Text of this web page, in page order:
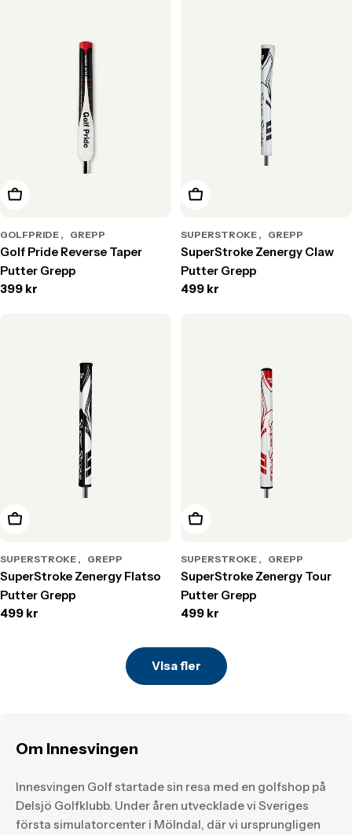
Välj alternativ
GOLFPRIDE GREPP
Golf Pride Reverse Taper
Putter Grepp
Translation
399 kr
Välj alternativ
SUPERSTROKE GREPP
SuperStroke Zenergy Claw
Putter Grepp
Translation
499 kr
Välj alternativ
SUPERSTROKE GREPP
SuperStroke Zenergy Flatso
Putter Grepp
Translation
sv.products.product.price.regular_price
499 kr
Välj alternativ
SUPERSTROKE GREPP
SuperStroke Zenergy Tour
Putter Grepp
Translation
499 kr
Visa fler
Om Innesvingen
Innesvingen Golf startade sin resa med en golfshop på
Delsjö Golfklubb. Under åren utvecklade vi Sveriges
första simulatorcenter i Mölndal, där vi ursprungligen